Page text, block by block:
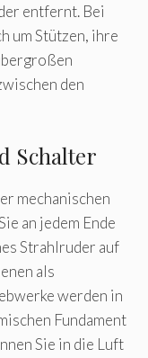
entfernt. Bei
um Stützen, ihre
den
Schalter
mechanischen
an jedem Ende
Strahlruder auf
als
werden in
Fundament
Sie in die Luft